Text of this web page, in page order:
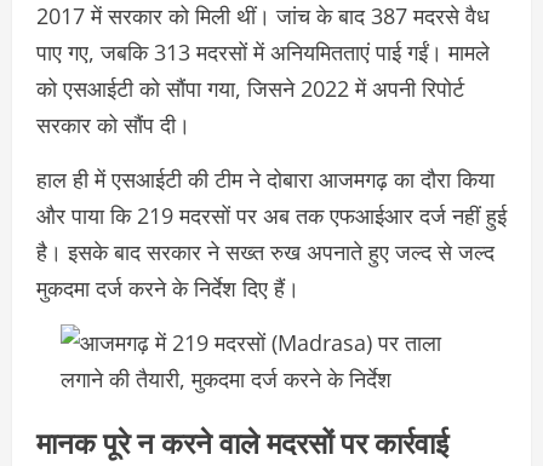
2017 में सरकार को मिली थीं। जांच के बाद 387 मदरसे वैध
पाए गए, जबकि 313 मदरसों में अनियमितताएं पाई गईं। मामले
को एसआईटी को सौंपा गया, जिसने 2022 में अपनी रिपोर्ट
सरकार को सौंप दी।
हाल ही में एसआईटी की टीम ने दोबारा आजमगढ़ का दौरा किया
और पाया कि 219 मदरसों पर अब तक एफआईआर दर्ज नहीं हुई
है। इसके बाद सरकार ने सख्त रुख अपनाते हुए जल्द से जल्द
मुकदमा दर्ज करने के निर्देश दिए हैं।
मानक पूरे न करने वाले मदरसों पर कार्रवाई